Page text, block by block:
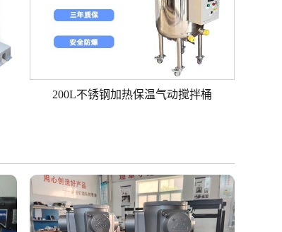
200L不锈钢加热保温气动搅拌桶